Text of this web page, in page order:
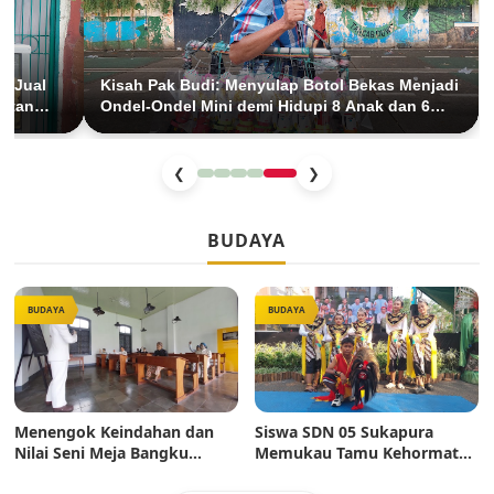
Jual
Kisah Pak Budi: Menyulap Botol Bekas Menjadi
Ondel-Ondel Mini demi Hidupi 8 Anak dan 6
❮ ❯
BUDAYA
BUDAYA
Menengok Keindahan dan
Nilai Seni Meja Bangku
BUDAYA
Siswa SDN 05 Sukapura
Memukau Tamu Kehormatan